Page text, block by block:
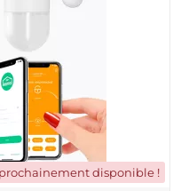
en cas d’intrusion.
il s’intègre dans
sécurisé sans
connecté.
disponible !